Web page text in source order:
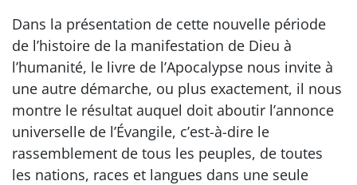
Dans la présentation de cette nouvelle période
de l’histoire de la manifestation de Dieu à
l’humanité, le livre de l’Apocalypse nous invite à
une autre démarche, ou plus exactement, il nous
montre le résultat auquel doit aboutir l’annonce
universelle de l’Évangile, c’est-à-dire le
rassemblement de tous les peuples, de toutes
les nations, races et langues dans une seule